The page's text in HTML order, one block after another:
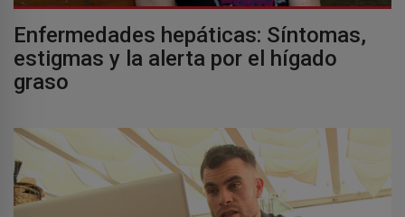
Enfermedades hepáticas: Síntomas,
estigmas y la alerta por el hígado
graso